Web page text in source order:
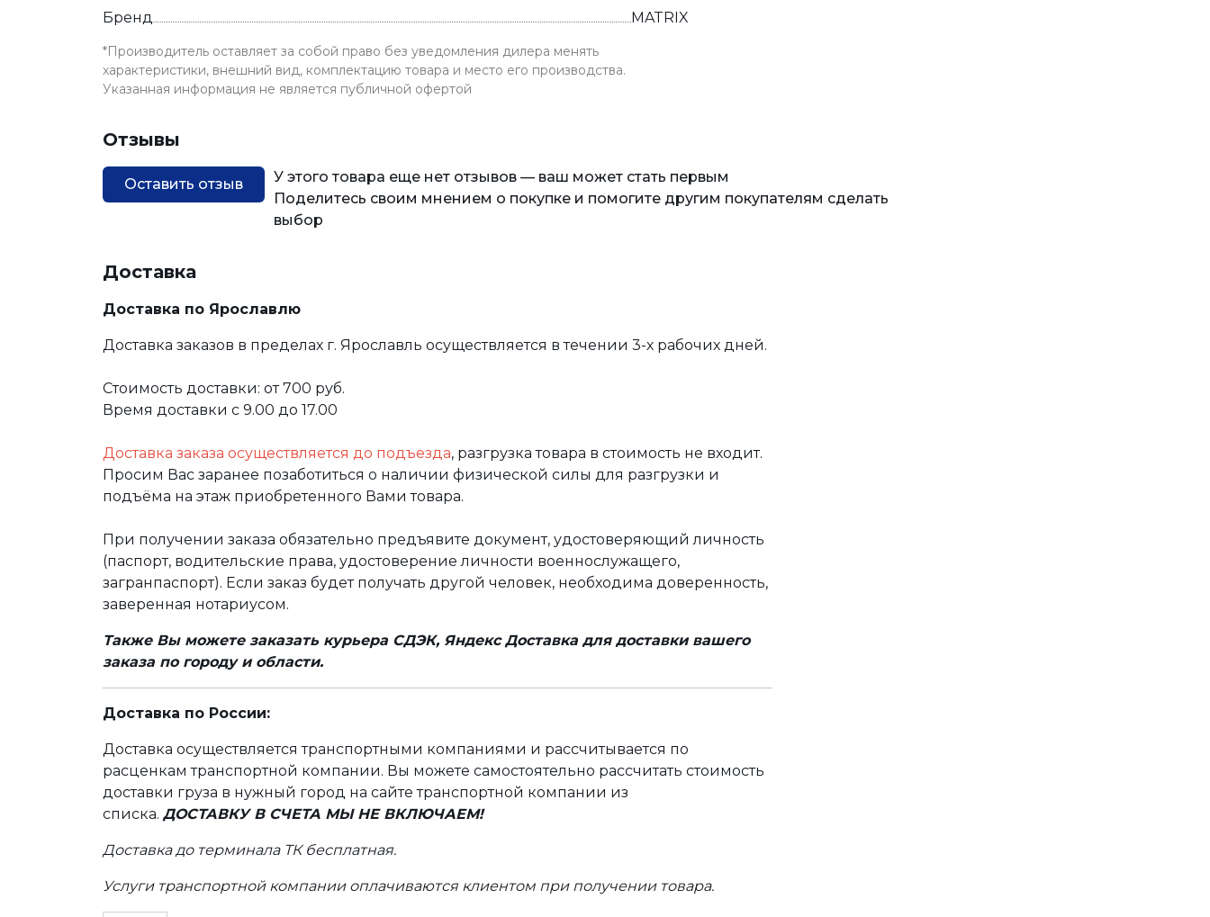
Бренд
MATRIX
*Производитель оставляет за собой право без уведомления дилера менять
характеристики, внешний вид, комплектацию товара и место его производства.
Указанная информация не является публичной офертой
Отзывы
Оставить отзыв
У этого товара еще нет отзывов — ваш может стать первым
Поделитесь своим мнением о покупке и помогите другим покупателям сделать
выбор
Доставка
Доставка по Ярославлю
Доставка заказов в пределах г. Ярославль осуществляется в течении 3-х рабочих дней.
Стоимость доставки: от 700 руб.
Время доставки с 9.00 до 17.00
Доставка заказа осуществляется до подъезда, разгрузка товара в стоимость не входит.
Просим Вас заранее позаботиться о наличии физической силы для разгрузки и
подъёма на этаж приобретенного Вами товара.
При получении заказа обязательно предъявите документ, удостоверяющий личность
(паспорт, водительские права, удостоверение личности военнослужащего,
загранпаспорт). Если заказ будет получать другой человек, необходима доверенность,
заверенная нотариусом.
Также Вы можете заказать курьера СДЭК, Яндекс Доставка для доставки вашего
заказа по городу и области.
Доставка по России:
Доставка осуществляется транспортными компаниями и рассчитывается по
расценкам транспортной компании. Вы можете самостоятельно рассчитать стоимость
доставки груза в нужный город на сайте транспортной компании из
списка. ДОСТАВКУ В СЧЕТА МЫ НЕ ВКЛЮЧАЕМ!
Доставка до терминала ТК бесплатная.
Услуги транспортной компании оплачиваются клиентом при получении товара.